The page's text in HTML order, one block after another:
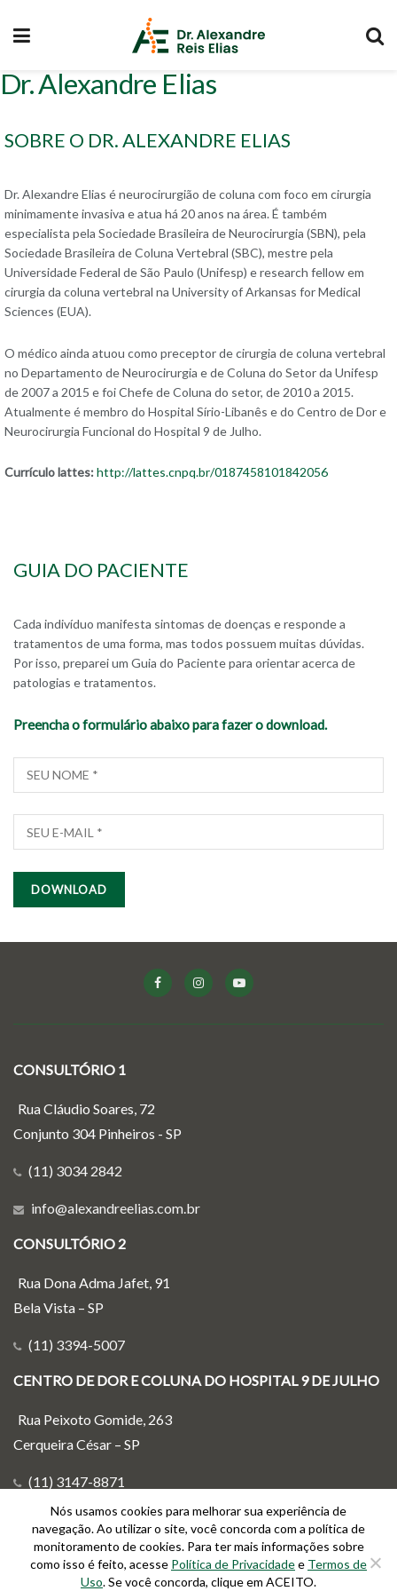
Dr. Alexandre Elias
SOBRE O DR. ALEXANDRE ELIAS
Dr. Alexandre Elias é neurocirurgião de coluna com foco em cirurgia
minimamente invasiva e atua há 20 anos na área. É também
especialista pela Sociedade Brasileira de Neurocirurgia (SBN), pela
Sociedade Brasileira de Coluna Vertebral (SBC), mestre pela
Universidade Federal de São Paulo (Unifesp) e research fellow em
cirurgia da coluna vertebral na University of Arkansas for Medical
Sciences (EUA).
O médico ainda atuou como preceptor de cirurgia de coluna vertebral
no Departamento de Neurocirurgia e de Coluna do Setor da Unifesp
de 2007 a 2015 e foi Chefe de Coluna do setor, de 2010 a 2015.
Atualmente é membro do Hospital Sírio-Libanês e do Centro de Dor e
Neurocirurgia Funcional do Hospital 9 de Julho.
Currículo lattes:http://lattes.cnpq.br/0187458101842056
GUIA DO PACIENTE
Cada indivíduo manifesta sintomas de doenças e responde a
tratamentos de uma forma, mas todos possuem muitas dúvidas.
Por isso, preparei um Guia do Paciente para orientar acerca de
patologias e tratamentos.
Preencha o formulário abaixo para fazer o download.
CONSULTÓRIO 1
Rua Cláudio Soares, 72
Conjunto 304 Pinheiros - SP
(11) 3034 2842
info@alexandreelias.com.br
CONSULTÓRIO 2
Rua Dona Adma Jafet, 91
Bela Vista – SP
(11) 3394-5007
CENTRO DE DOR E COLUNA DO HOSPITAL 9 DE JULHO
Rua Peixoto Gomide, 263
Cerqueira César – SP
(11) 3147-8871
info@alexandreelias.com.br
Agende sua consulta também pelo WhatsApp: (11) 96373-6065 © 2019 - DR.
Nós usamos cookies para melhorar sua experiência de
navegação. Ao utilizar o site, você concorda com a política de
monitoramento de cookies. Para ter mais informações sobre
como isso é feito, acesse Política de Privacidadee Termos de
Uso. Se você concorda, clique em ACEITO.